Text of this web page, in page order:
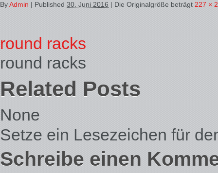
ByAdmin | Published 30. Juni 2016 | Die Originalgröße beträgt 227 ×
round racks
round racks
Related Posts
None
Setze ein Lesezeichen für
Schreibe einen